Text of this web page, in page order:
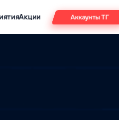
Акции Аккаунты ТГ